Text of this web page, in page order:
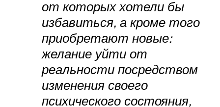
от которых хотели бы
избавиться, а кроме того
приобретают новые:
желание уйти от
реальности посредством
изменения своего
психического состояния,